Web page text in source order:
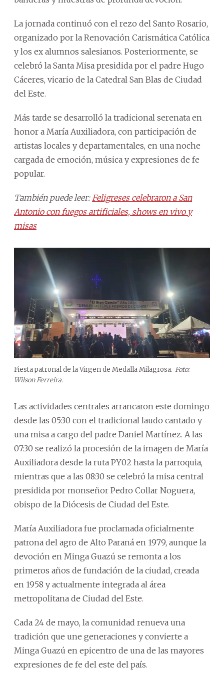
La jornada continuó con el rezo del Santo Rosario,
organizado por la Renovación Carismática Católica
y los ex alumnos salesianos. Posteriormente, se
celebró la Santa Misa presidida por el padre Hugo
Cáceres, vicario de la Catedral San Blas de Ciudad
del Este.
Más tarde se desarrolló la tradicional serenata en
honor a María Auxiliadora, con participación de
artistas locales y departamentales, en una noche
cargada de emoción, música y expresiones de fe
popular.
También puede leer:Feligreses celebraron a San
Antonio con fuegos artificiales, shows en vivo y
misas
Fiesta patronal de la Virgen de Medalla Milagrosa. Foto:
Wilson Ferreira.
Las actividades centrales arrancaron este domingo
desde las 05:30 con el tradicional laudo cantado y
una misa a cargo del padre Daniel Martínez. A las
07:30 se realizó la procesión de la imagen de María
Auxiliadora desde la ruta PY02 hasta la parroquia,
mientras que a las 08:30 se celebró la misa central
presidida por monseñor Pedro Collar Noguera,
obispo de la Diócesis de Ciudad del Este.
María Auxiliadora fue proclamada oficialmente
patrona del agro de Alto Paraná en 1979, aunque la
devoción en Minga Guazú se remonta a los
primeros años de fundación de la ciudad, creada
en 1958 y actualmente integrada al área
metropolitana de Ciudad del Este.
Cada 24 de mayo, la comunidad renueva una
tradición que une generaciones y convierte a
Minga Guazú en epicentro de una de las mayores
expresiones de fe del este del país.